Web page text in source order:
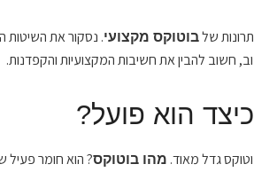
שלבוטוקס מקצועי. נסקור את השיטות
חשוב להבין את חשיבות המקצועיות והקפדנות.
הוא פועל?
גדל מאוד. מהו בוטוקס? הוא חומר פעיל